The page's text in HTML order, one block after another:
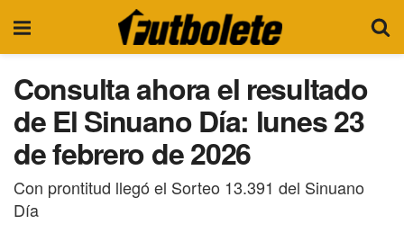
Consulta ahora el resultado
de El Sinuano Día: lunes 23
de febrero de 2026
Con prontitud llegó el Sorteo 13.391 del Sinuano
Día